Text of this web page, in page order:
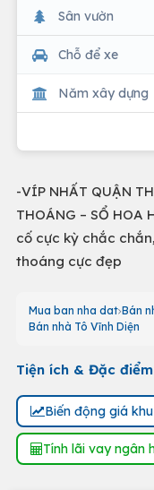
Sân vườn
Chỗ để xe
Năm xây dựng
-VÍP NHẤT QUẬN
THOÁNG – SỔ HOA
cố cực kỳ chắc
thoáng cực đẹp
Mua ban nha dat Bán
Bán nhà Tô Vĩnh Diện
Tiện ích & Đặc điểm
Biến động giá
Tính lãi vay ngân